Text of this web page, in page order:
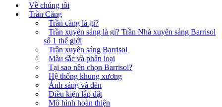
Về chúng tôi
Trần Căng
Trần căng là gì?
Trần xuyên sáng là gì? Trần Nhà xuyên sáng Barrisol
số 1 thế giới
Trần xuyên sáng Barrisol
Màu sắc và phân loại
Tại sao nên chọn Barrisol?
Hệ thống khung xương
Ánh sáng và đèn
Điều kiện lắp đặt
Mô hình hoàn thiện